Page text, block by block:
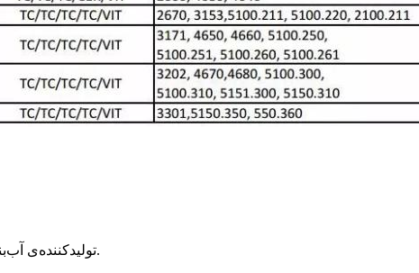
تولیدکننده‌ی آب‌بند مکانیکی با امکانات آزمایشگاهی مجهز و نیروی فنی قوی است.